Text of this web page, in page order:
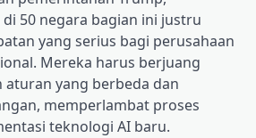
50 negara bagian ini justru
yang serius bagi perusahaan
Mereka harus berjuang
yang berbeda dan
memperlambat proses
teknologi AI baru.